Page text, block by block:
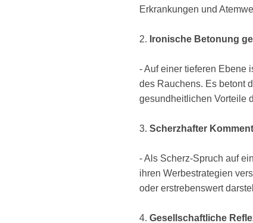
Erkrankungen und
2. Ironische Betonung
- Auf einer tieferen Ebene
des Rauchens. Es betont
gesundheitlichen Vorteile
3. Scherzhafter
- Als Scherz-Spruch auf
ihren Werbestrategien
oder erstrebenswert
4. Gesellschaftliche